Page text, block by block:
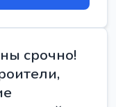
срочно!